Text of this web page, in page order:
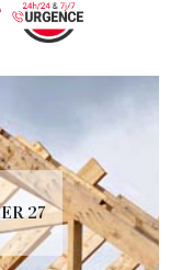
27